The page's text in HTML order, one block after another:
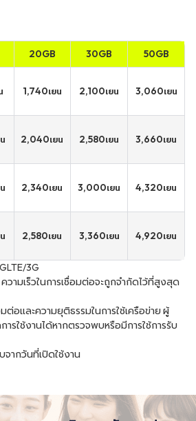
20GB
1,740เยน
2,040เยน
2,340เยน
2,580เยน
30GB
2,100เยน
2,580เยน
3,000เยน
3,360เยน
50GB
3,060เยน
3,660เยน
4,320เยน
4,920เยน
3G
วามเร็วในการเชื่อมต่อจะถูกจำกัดไว้ที่สูงสุด
อและความยุติธรรมในการใช้เครือข่าย ผู้
ารใช้งานได้หากตรวจพบหรือมีการใช้การรับ
ากวันที่เปิดใช้งาน